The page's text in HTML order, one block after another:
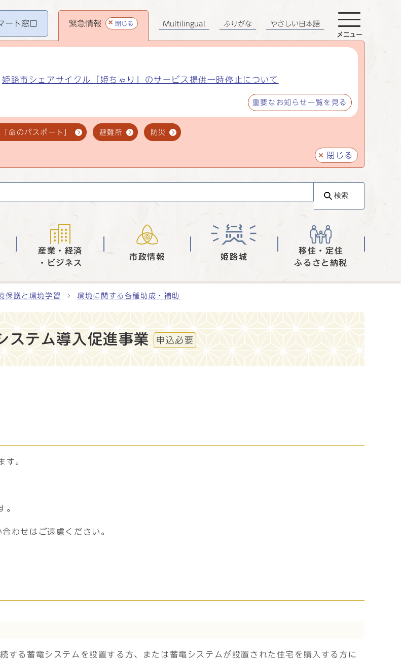
ート窓口 緊急情報 閉じる
姫路市シェアサイクル「姫ちゃり」のサービス提供一時停止について
重要なお知らせ一覧を見る
命のパスポート」 避難所 防災
閉じる
Multilingual ふりがな やさしい日本語
メニュー
検索
産業・経済
・ビジネス
市政情報 姫路城
移住・定住
ふるさと納税
保護と環境学習 環境に関する各種助成・補助
ステム導入促進事業 申込必要
す。
。
わせはご遠慮ください。
る蓄電システムを設置する方、または蓄電システムが設置された住宅を購入する方に